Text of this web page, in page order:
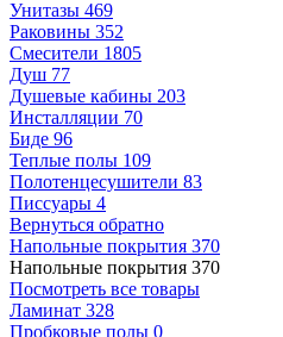
Унитазы 469
Раковины 352
Смесители 1805
Душ 77
Душевые кабины 203
Инсталляции 70
Биде 96
Теплые полы 109
Полотенцесушители 83
Писсуары 4
Вернуться обратно
Напольные покрытия 370
Напольные покрытия 370
Посмотреть все товары
Ламинат 328
Пробковые полы 0